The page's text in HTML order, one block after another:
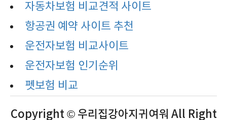
자동차보험 비교견적 사이트
항공권 예약 사이트 추천
운전자보험 비교사이트
운전자보험 인기순위
펫보험 비교
Copyright © 우리집강아지귀여워 All Right